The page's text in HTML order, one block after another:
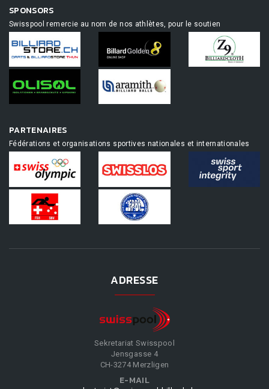
SPONSORS
Swisspool remercie au nom de nos athlètes, pour le soutien
PARTENAIRES
Fédérations et organisations sportives nationales et internationales
ADRESSE
Sekretariat Swisspool
Jensgasse 4
CH-3274 Merzligen
E-MAIL